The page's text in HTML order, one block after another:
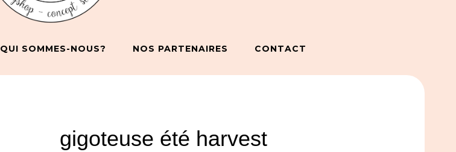
QUI SOMMES-NOUS? NOS PARTENAIRES CONTACT
gigoteuse été harvest